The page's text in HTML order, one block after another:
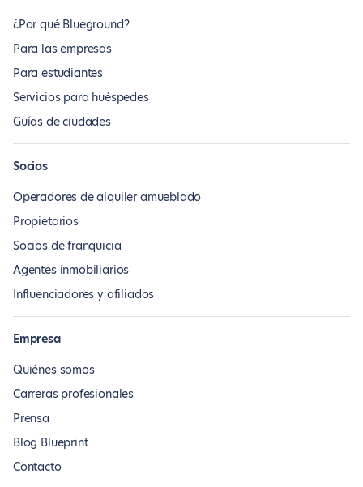
¿Por qué Blueground?
Para las empresas
Para estudiantes
Servicios para huéspedes
Guías de ciudades
Socios
Operadores de alquiler amueblado
Propietarios
Socios de franquicia
Agentes inmobiliarios
Influenciadores y afiliados
Empresa
Quiénes somos
Carreras profesionales
Prensa
Blog Blueprint
Contacto